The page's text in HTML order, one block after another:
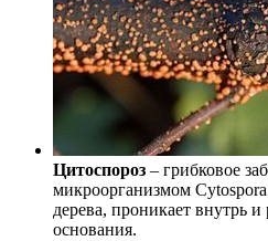
Цитоспороз – грибковое
микроорганизмом
дерева, проникает внутрь и
основания.